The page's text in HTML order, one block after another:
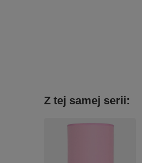
Z tej samej serii: